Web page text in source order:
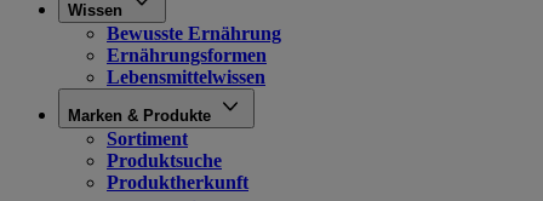
Wissen
Bewusste Ernährung
Ernährungsformen
Lebensmittelwissen
Marken & Produkte
Sortiment
Produktsuche
Produktherkunft